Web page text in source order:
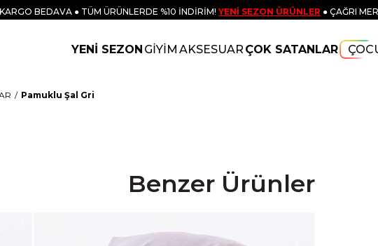
BEDAVA ● TÜM ÜRÜNLERDE %10 İNDİRİM! YENİ SEZON ÜRÜNLER ● ÇAĞRI
YENİ SEZON GİYİM AKSESUAR ÇOK SATANLAR
Pamuklu Şal Gri
Benzer Ürünler